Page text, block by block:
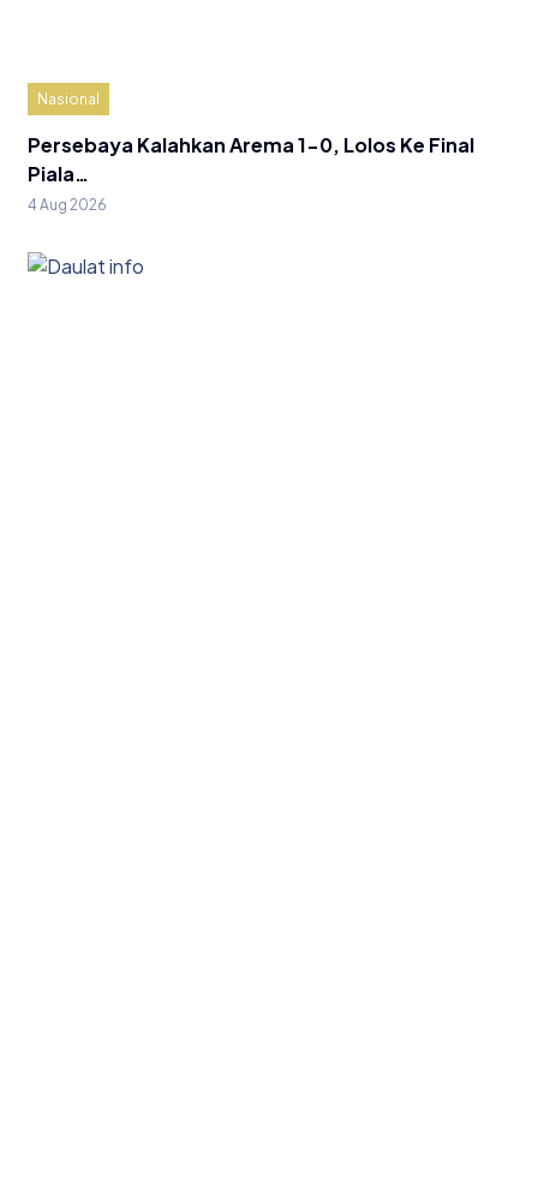
Nasional
Persebaya Kalahkan Arema 1-0, Lolos Ke Final
Piala…
4 Aug 2026